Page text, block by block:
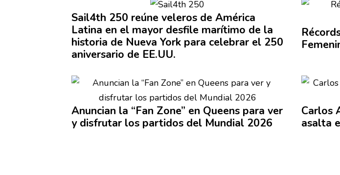
Sail4th 250 reúne veleros de América
Latina en el mayor desfile marítimo de la
historia de Nueva York para celebrar el 250
aniversario de EE.UU.
Anuncian la “Fan Zone” en Queens para ver
y disfrutar los partidos del Mundial 2026
Carlos
asalta